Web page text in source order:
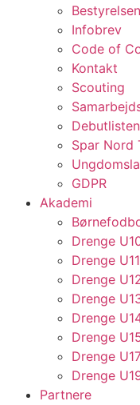
Bestyrelsen
Infobrev
Code of
Kontakt
Scouting
Debutlisten
Spar Nord
GDPR
Akademi
Drenge
Drenge U11
Drenge
Drenge
Drenge
Drenge
Drenge
Drenge
Partnere